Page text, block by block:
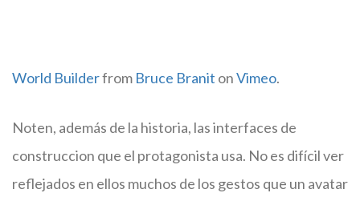
World Builderfrom Bruce Branit onVimeo.
Noten, además de la historia, las interfaces de
construccion que el protagonista usa. No es difícil ver
reflejados en ellos muchos de los gestos que un avatar